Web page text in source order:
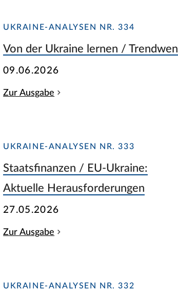
UKRAINE-ANALYSEN NR. 334
Von der Ukraine lernen /
09.06.2026
Zur Ausgabe
UKRAINE-ANALYSEN NR. 333
Staatsfinanzen / EU-Ukraine:
Aktuelle Herausforderungen
27.05.2026
Zur Ausgabe
UKRAINE-ANALYSEN NR. 332